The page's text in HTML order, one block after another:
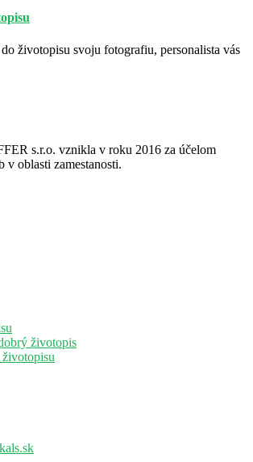
životopisu svoju fotografiu, personalista vás
s.r.o. vznikla v roku 2016 za účelom
v oblasti zamestanosti.
životopis